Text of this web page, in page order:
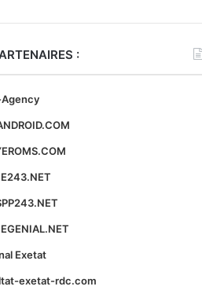
:
Exetat
exetat-rdc.com